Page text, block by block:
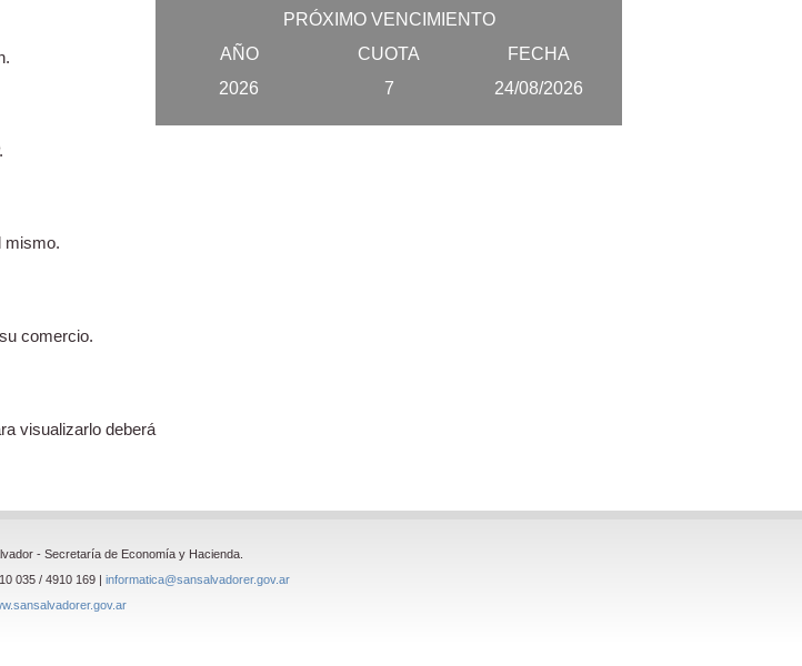
mismo.
comercio.
visualizarlo deberá
PRÓXIMO VENCIMIENTO
AÑO
CUOTA
FECHA
2026
7 24/08/2026
- Secretaría de Economía y Hacienda.
035 / 4910 169 | informatica@sansalvadorer.gov.ar